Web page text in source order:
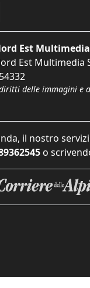
Est
Est Multimedia
delle immagini e
il nostro
o